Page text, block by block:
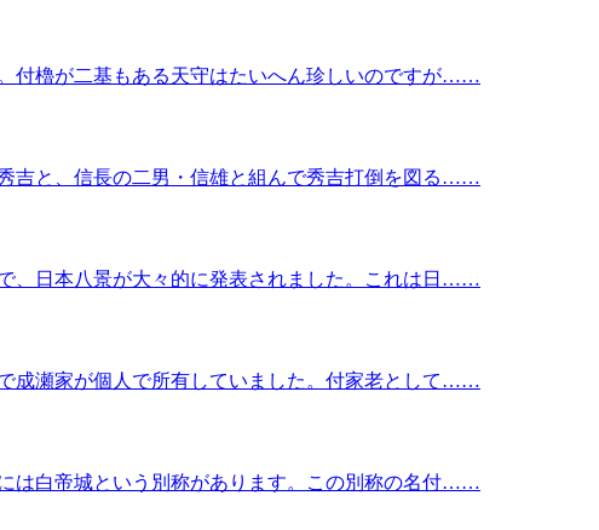
付櫓が二基もある天守はたいへん珍しいのですが……
吉と、信長の二男・信雄と組んで秀吉打倒を図る……
、日本八景が大々的に発表されました。これは日……
成瀬家が個人で所有していました。付家老として……
は白帝城という別称があります。この別称の名付……